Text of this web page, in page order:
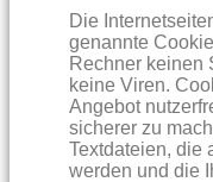
Die
genannte
Rechner keinen
keine Viren.
Angebot
sicherer zu
Textdateien, die
werden und die